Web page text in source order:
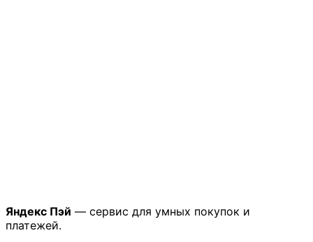
Яндекс Пэй — сервис для умных покупок и
платежей.